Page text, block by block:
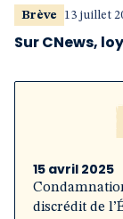
Brève 13 juillet
Sur CNews,
15 avril 2025
discrédit de